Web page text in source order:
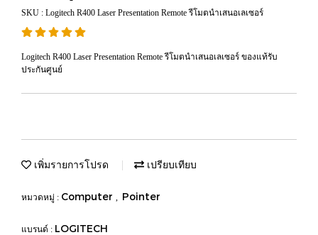
SKU : Logitech R400 Laser Presentation Remote รีโมตนำเสนอเลเซอร์
Logitech R400 Laser Presentation Remote รีโมตนำเสนอเลเซอร์ ของแท้รับ
ประกันศูนย์
เพิ่มรายการโปรด เปรียบเทียบ
หมวดหมู่ : Computer , Pointer
แบรนด์ : LOGITECH